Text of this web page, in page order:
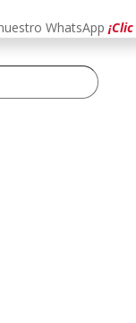
WhatsApp